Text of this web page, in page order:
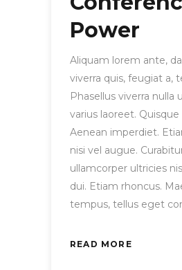
Power
Aliquam lorem ante,
viverra quis, feugiat a,
Phasellus viverra nulla
varius laoreet.
Aenean imperdiet.
nisi vel augue.
ullamcorper ultricies
dui. Etiam rhoncus.
tempus, tellus eget
READ MORE